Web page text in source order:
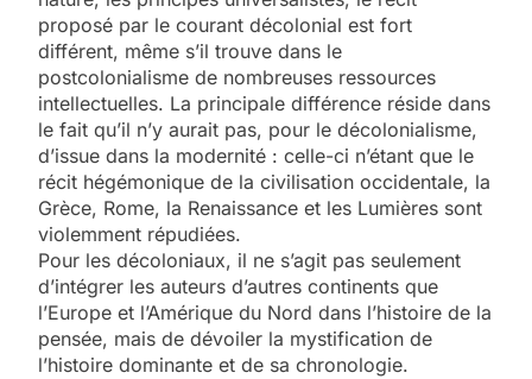
proposé par le courant décolonial est fort
différent, même s’il trouve dans le
postcolonialisme de nombreuses ressources
intellectuelles. La principale différence réside dans
le fait qu’il n’y aurait pas, pour le décolonialisme,
d’issue dans la modernité : celle-ci n’étant que le
récit hégémonique de la civilisation occidentale, la
Grèce, Rome, la Renaissance et les Lumières sont
violemment répudiées.
Pour les décoloniaux, il ne s’agit pas seulement
d’intégrer les auteurs d’autres continents que
l’Europe et l’Amérique du Nord dans l’histoire de la
pensée, mais de dévoiler la mystification de
l’histoire dominante et de sa chronologie.